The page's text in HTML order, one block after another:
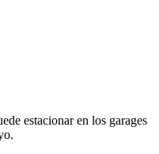
estacionar en los garages